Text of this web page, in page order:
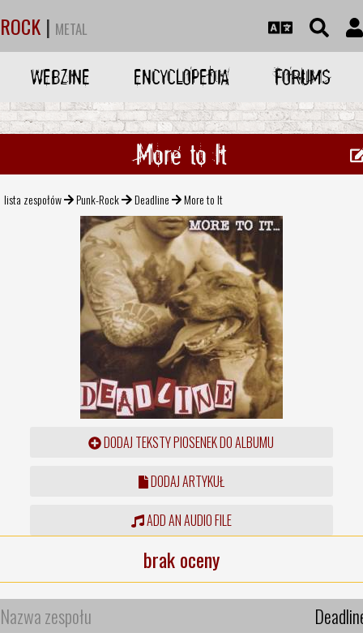
ROCK | METAL
WEBZINE ENCYCLOPEDIA FORUMS
More to It
lista zespołów Punk-Rock Deadline More to It
DODAJ TEKSTY PIOSENEK DO ALBUMU
DODAJ ARTYKUŁ
ADD AN AUDIO FILE
brak oceny
Nazwa zespołu